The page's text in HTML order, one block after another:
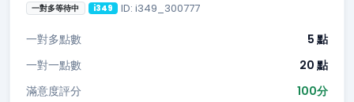
一對多等待中 i349 ID: i349_300777
一對多點數
5 點
一對一點數
20 點
滿意度評分
100分